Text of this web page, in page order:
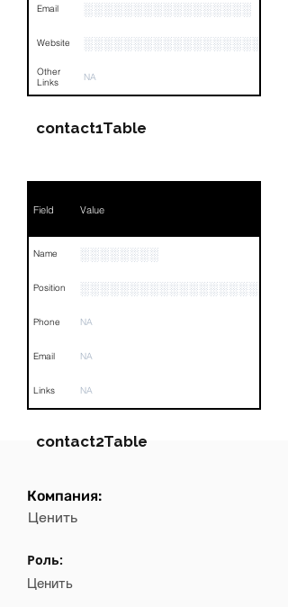
Email ░░░░░░░░░░░░░░░░░
Website
Other
Links
NA
contact1Table
Field Value
Name ░░░░░░░░
Position
Phone NA
Email NA
Links NA
contact2Table
Field
Компания:
Ценить
Роль:
Ценить